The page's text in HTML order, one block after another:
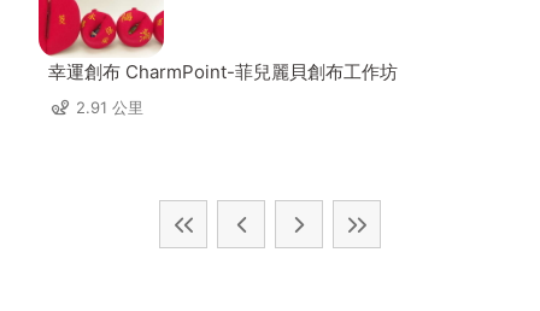
幸運創布 CharmPoint-菲兒麗貝創布工作坊
2.91 公里